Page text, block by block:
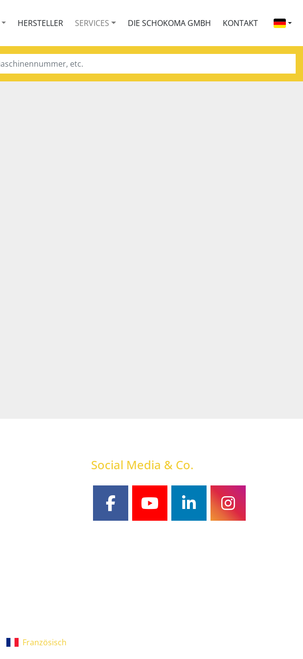
HERSTELLER SERVICES DIE SCHOKOMA GMBH KONTAKT
Social Media & Co.
facebookyoutubelinkedininstagram
Französisch